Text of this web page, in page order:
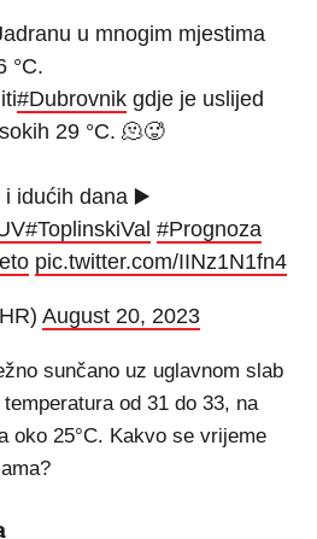
u mnogim mjestima
°C.
#Dubrovnik gdje je uslijed
29 °C. 🫠🥵
i idućih dana ▶️
#ToplinskiVal #Prognoza
pic.twitter.com/IINz1N1fn4
August 20, 2023
sunčano uz uglavnom slab
od 31 do 33, na
oko 25°C. Kakvo se vrijeme